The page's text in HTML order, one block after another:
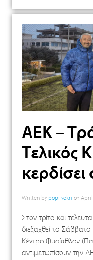
ΑΕΚ –
Τελικός
Written by popi vekri on April
Στον τρίτο και
διεξαχθεί το Σάββατο
Κέντρο Φυσίαθλον
αντιμετωπίσουν την